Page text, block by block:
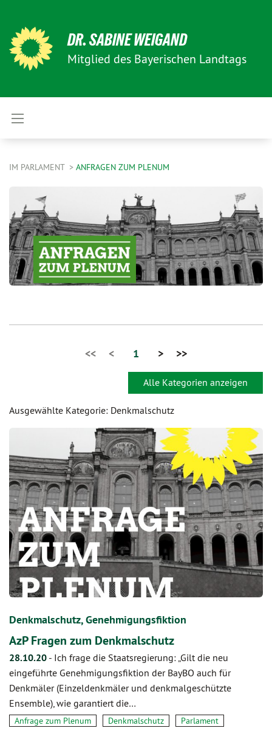
DR. SABINE WEIGAND
Mitglied des Bayerischen Landtags
IM PARLAMENT ANFRAGEN ZUM PLENUM
<< < 1 > >>
Alle Kategorien anzeigen
Ausgewählte Kategorie: Denkmalschutz
Denkmalschutz, Genehmigungsfiktion
AzP Fragen zum Denkmalschutz
28.10.20 - Ich frage die Staatsregierung: „Gilt die neu
eingeführte Genehmigungsfiktion der BayBO auch für
Denkmäler (Einzeldenkmäler und denkmalgeschützte
Ensemble), wie garantiert die…
Anfrage zum Plenum Denkmalschutz Parlament